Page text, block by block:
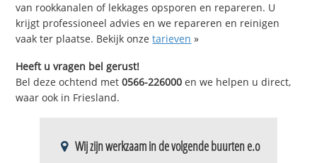
van rookkanalen of lekkages opsporen en repareren. U
krijgt professioneel advies en we repareren en reinigen
vaak ter plaatse. Bekijk onzetarieven »
Heeft u vragen bel gerust!
Bel deze ochtend met0566-226000 en we helpen u direct,
waar ook in Friesland.
Wij zijn werkzaam in de volgende buurten e.o